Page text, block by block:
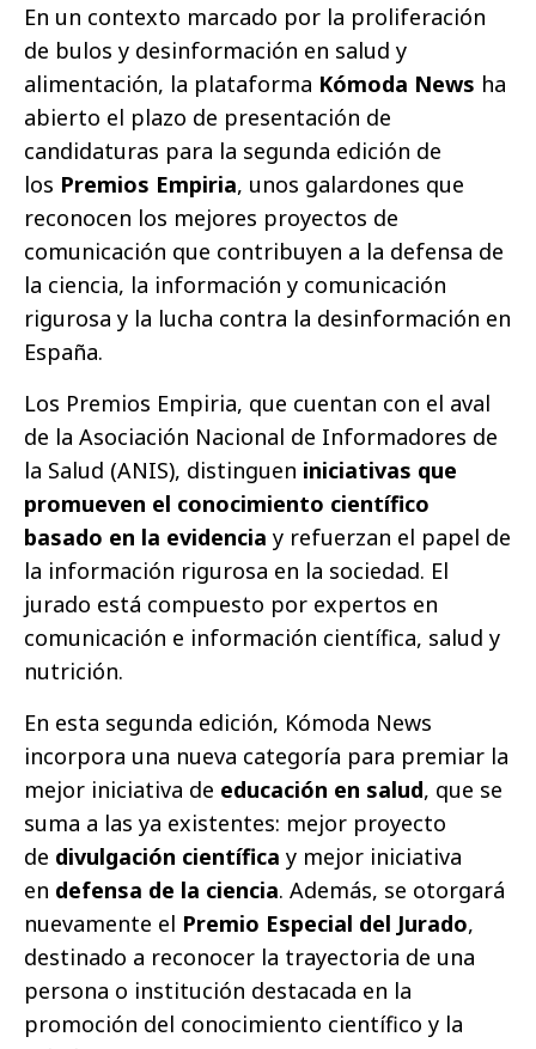
En un contexto marcado por la proliferación
de bulos y desinformación en salud y
alimentación, la plataforma Kómoda News ha
abierto el plazo de presentación de
candidaturas para la segunda edición de
los Premios Empiria, unos galardones que
reconocen los mejores proyectos de
comunicación que contribuyen a la defensa de
la ciencia, la información y comunicación
rigurosa y la lucha contra la desinformación en
España.
Los Premios Empiria, que cuentan con el aval
de la Asociación Nacional de Informadores de
la Salud (ANIS), distinguen iniciativas que
promueven el conocimiento científico
basado en la evidencia y refuerzan el papel de
la información rigurosa en la sociedad. El
jurado está compuesto por expertos en
comunicación e información científica, salud y
nutrición.
En esta segunda edición, Kómoda News
incorpora una nueva categoría para premiar la
mejor iniciativa de educación en salud, que se
suma a las ya existentes: mejor proyecto
de divulgación científica y mejor iniciativa
en defensa de la ciencia. Además, se otorgará
nuevamente el Premio Especial del Jurado,
destinado a reconocer la trayectoria de una
persona o institución destacada en la
promoción del conocimiento científico y la